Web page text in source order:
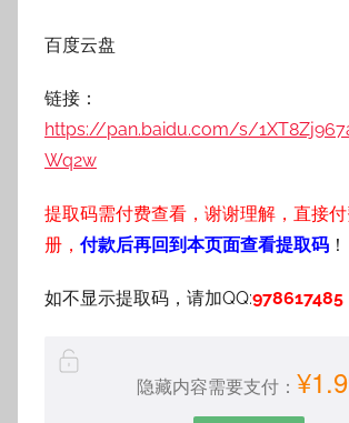
百度云盘
链接：
https://pan.baidu.com/s/
Wq2w
提取码需付费查看，谢谢理解，直接
册， 付款后再回到本页面查看提取码 ！
如不显示提取码，请加QQ:978617485
隐藏内容需要支付：